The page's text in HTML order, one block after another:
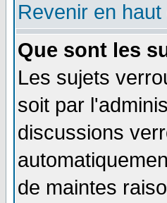
Revenir en haut
Que sont les
Les sujets
soit par
discussions
de maintes